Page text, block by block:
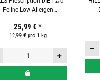
Feline Low Allergen
25,99 € *
12,99 € pro 1 kg